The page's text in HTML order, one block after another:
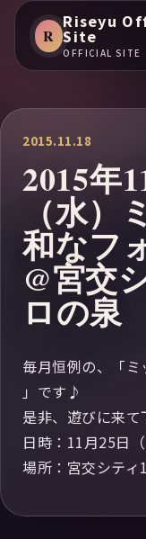
R
Riseyu
Site
OFFICIAL SITE
2015.11.18
2015年
（水
和なフ
@宮交
ロの泉
毎月恒例の、「
」です♪
是非、遊びに来
日時：11月25日
場所：宮交シティ